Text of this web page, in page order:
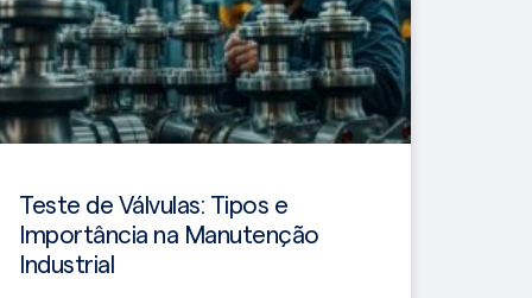
Teste de Válvulas: Tipos e
Importância na Manutenção
Industrial